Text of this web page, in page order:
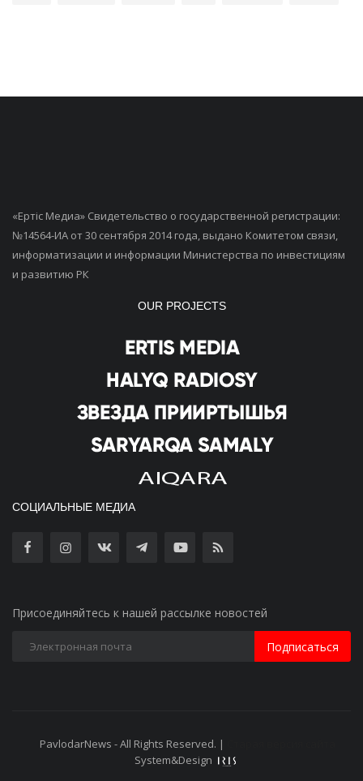
«Ертiс Медиа» Свидетельство о государственной регистрации:
№14564-ИА от 30 сентября 2014 года, выдано Комитетом связи,
информатизации и информации Министерства по инвестициям
и развитию РК
OUR PROJECTS
СОЦИАЛЬНЫЕ МЕДИА
Присоединяйтесь к нашей рассылке новостей
Подписаться
PavlodarNews - All Rights Reserved. |
System&Design